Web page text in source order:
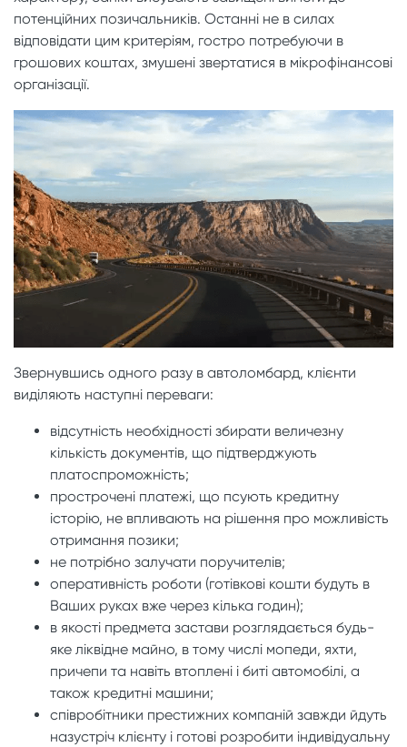
потенційних позичальників. Останні не в силах
відповідати цим критеріям, гостро потребуючи в
грошових коштах, змушені звертатися в мікрофінансові
організації.
Звернувшись одного разу в автоломбард, клієнти
виділяють наступні переваги:
відсутність необхідності збирати величезну
кількість документів, що підтверджують
платоспроможність;
прострочені платежі, що псують кредитну
історію, не впливають на рішення про можливість
отримання позики;
не потрібно залучати поручителів;
оперативність роботи (готівкові кошти будуть в
Ваших руках вже через кілька годин);
в якості предмета застави розглядається будь-
яке ліквідне майно, в тому числі мопеди, яхти,
причепи та навіть втоплені і биті автомобілі, а
також кредитні машини;
співробітники престижних компаній завжди йдуть
назустріч клієнту і готові розробити індивідуальну